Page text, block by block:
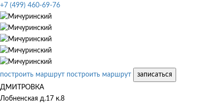
+7 (499) 460-69-76
построить маршрут построить маршрут
записаться
ДМИТРОВКА
Лобненская д.17 к.8